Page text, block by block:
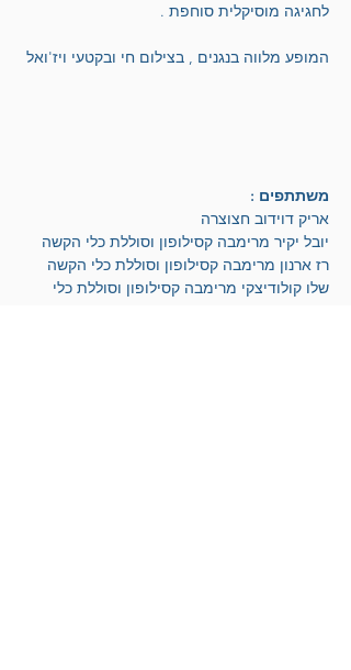
לחגיגה מוסיקלית סוחפת .
המופע מלווה בנגנים , בצילום חי ובקטעי ויז'ואל
משתתפים :
אריק דוידוב חצוצרה
יובל יקיר מרימבה קסילופון וסוללת כלי הקשה
רז ארנון מרימבה קסילופון וסוללת כלי הקשה
שלו קולודיצקי מרימבה קסילופון וסוללת כלי